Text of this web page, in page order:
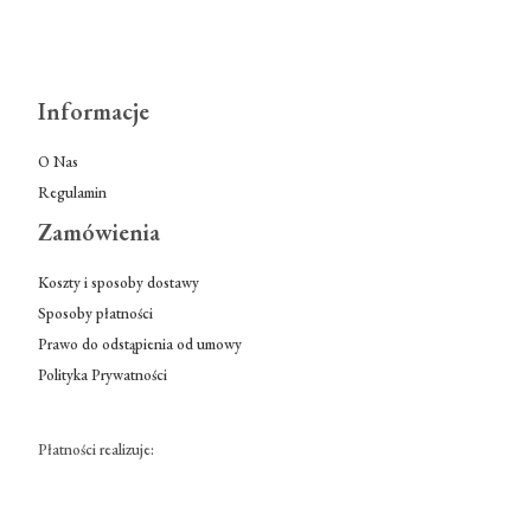
Informacje
O Nas
Regulamin
Zamówienia
Koszty i sposoby dostawy
Sposoby płatności
Prawo do odstąpienia od umowy
Polityka Prywatności
Płatności realizuje: